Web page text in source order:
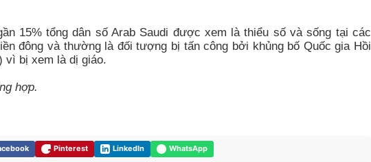
15% tổng dân số Arab Saudi được xem là thiểu số và sống tại các
đông và thường là đối tượng bị tấn công bởi khủng bố Quốc gia Hồi
vì bị xem là dị giáo.
hợp.
Pinterest LinkedIn WhatsApp